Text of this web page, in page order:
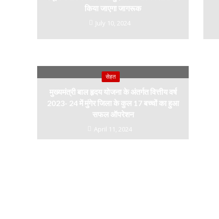
किया जाएगा जागरूक
July 10, 2024
सेहत
मुख्यमंत्री बाल हृदय योजना के अंतर्गत वित्तीय वर्ष
2023- 24 में मुंगेर जिला के कुल 17 बच्चों का हुआ
सफल ऑपरेशन
April 11, 2024